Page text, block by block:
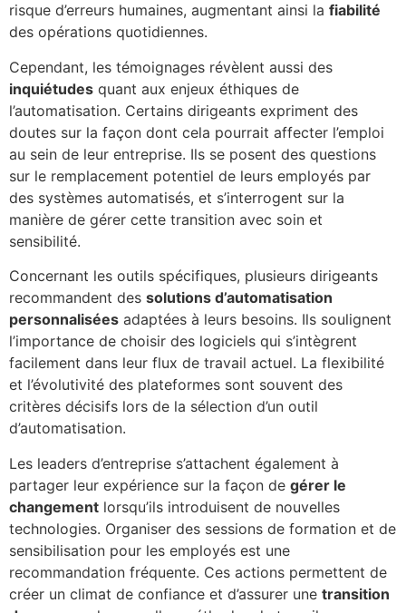
risque d’erreurs humaines, augmentant ainsi la fiabilité
des opérations quotidiennes.
Cependant, les témoignages révèlent aussi des
inquiétudes quant aux enjeux éthiques de
l’automatisation. Certains dirigeants expriment des
doutes sur la façon dont cela pourrait affecter l’emploi
au sein de leur entreprise. Ils se posent des questions
sur le remplacement potentiel de leurs employés par
des systèmes automatisés, et s’interrogent sur la
manière de gérer cette transition avec soin et
sensibilité.
Concernant les outils spécifiques, plusieurs dirigeants
recommandent des solutions d’automatisation
personnalisées adaptées à leurs besoins. Ils soulignent
l’importance de choisir des logiciels qui s’intègrent
facilement dans leur flux de travail actuel. La flexibilité
et l’évolutivité des plateformes sont souvent des
critères décisifs lors de la sélection d’un outil
d’automatisation.
Les leaders d’entreprise s’attachent également à
partager leur expérience sur la façon de gérer le
changement lorsqu’ils introduisent de nouvelles
technologies. Organiser des sessions de formation et de
sensibilisation pour les employés est une
recommandation fréquente. Ces actions permettent de
créer un climat de confiance et d’assurer une transition